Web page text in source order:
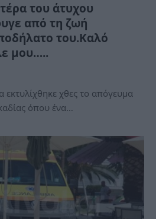
του άτυχου
από τη ζωή
του.Καλό
μου…..
χθες το απόγευμα
όπου ένα…